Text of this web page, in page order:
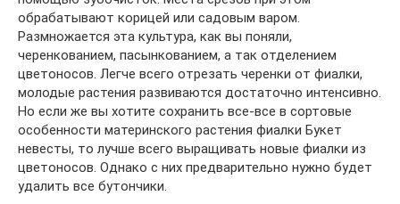
обрабатывают корицей или садовым варом.
Размножается эта культура, как вы поняли,
черенкованием, пасынкованием, а так отделением
цветоносов. Легче всего отрезать черенки от фиалки,
молодые растения развиваются достаточно интенсивно.
Но если же вы хотите сохранить все-все в сортовые
особенности материнского растения фиалки Букет
невесты, то лучше всего выращивать новые фиалки из
цветоносов. Однако с них предварительно нужно будет
удалить все бутончики.